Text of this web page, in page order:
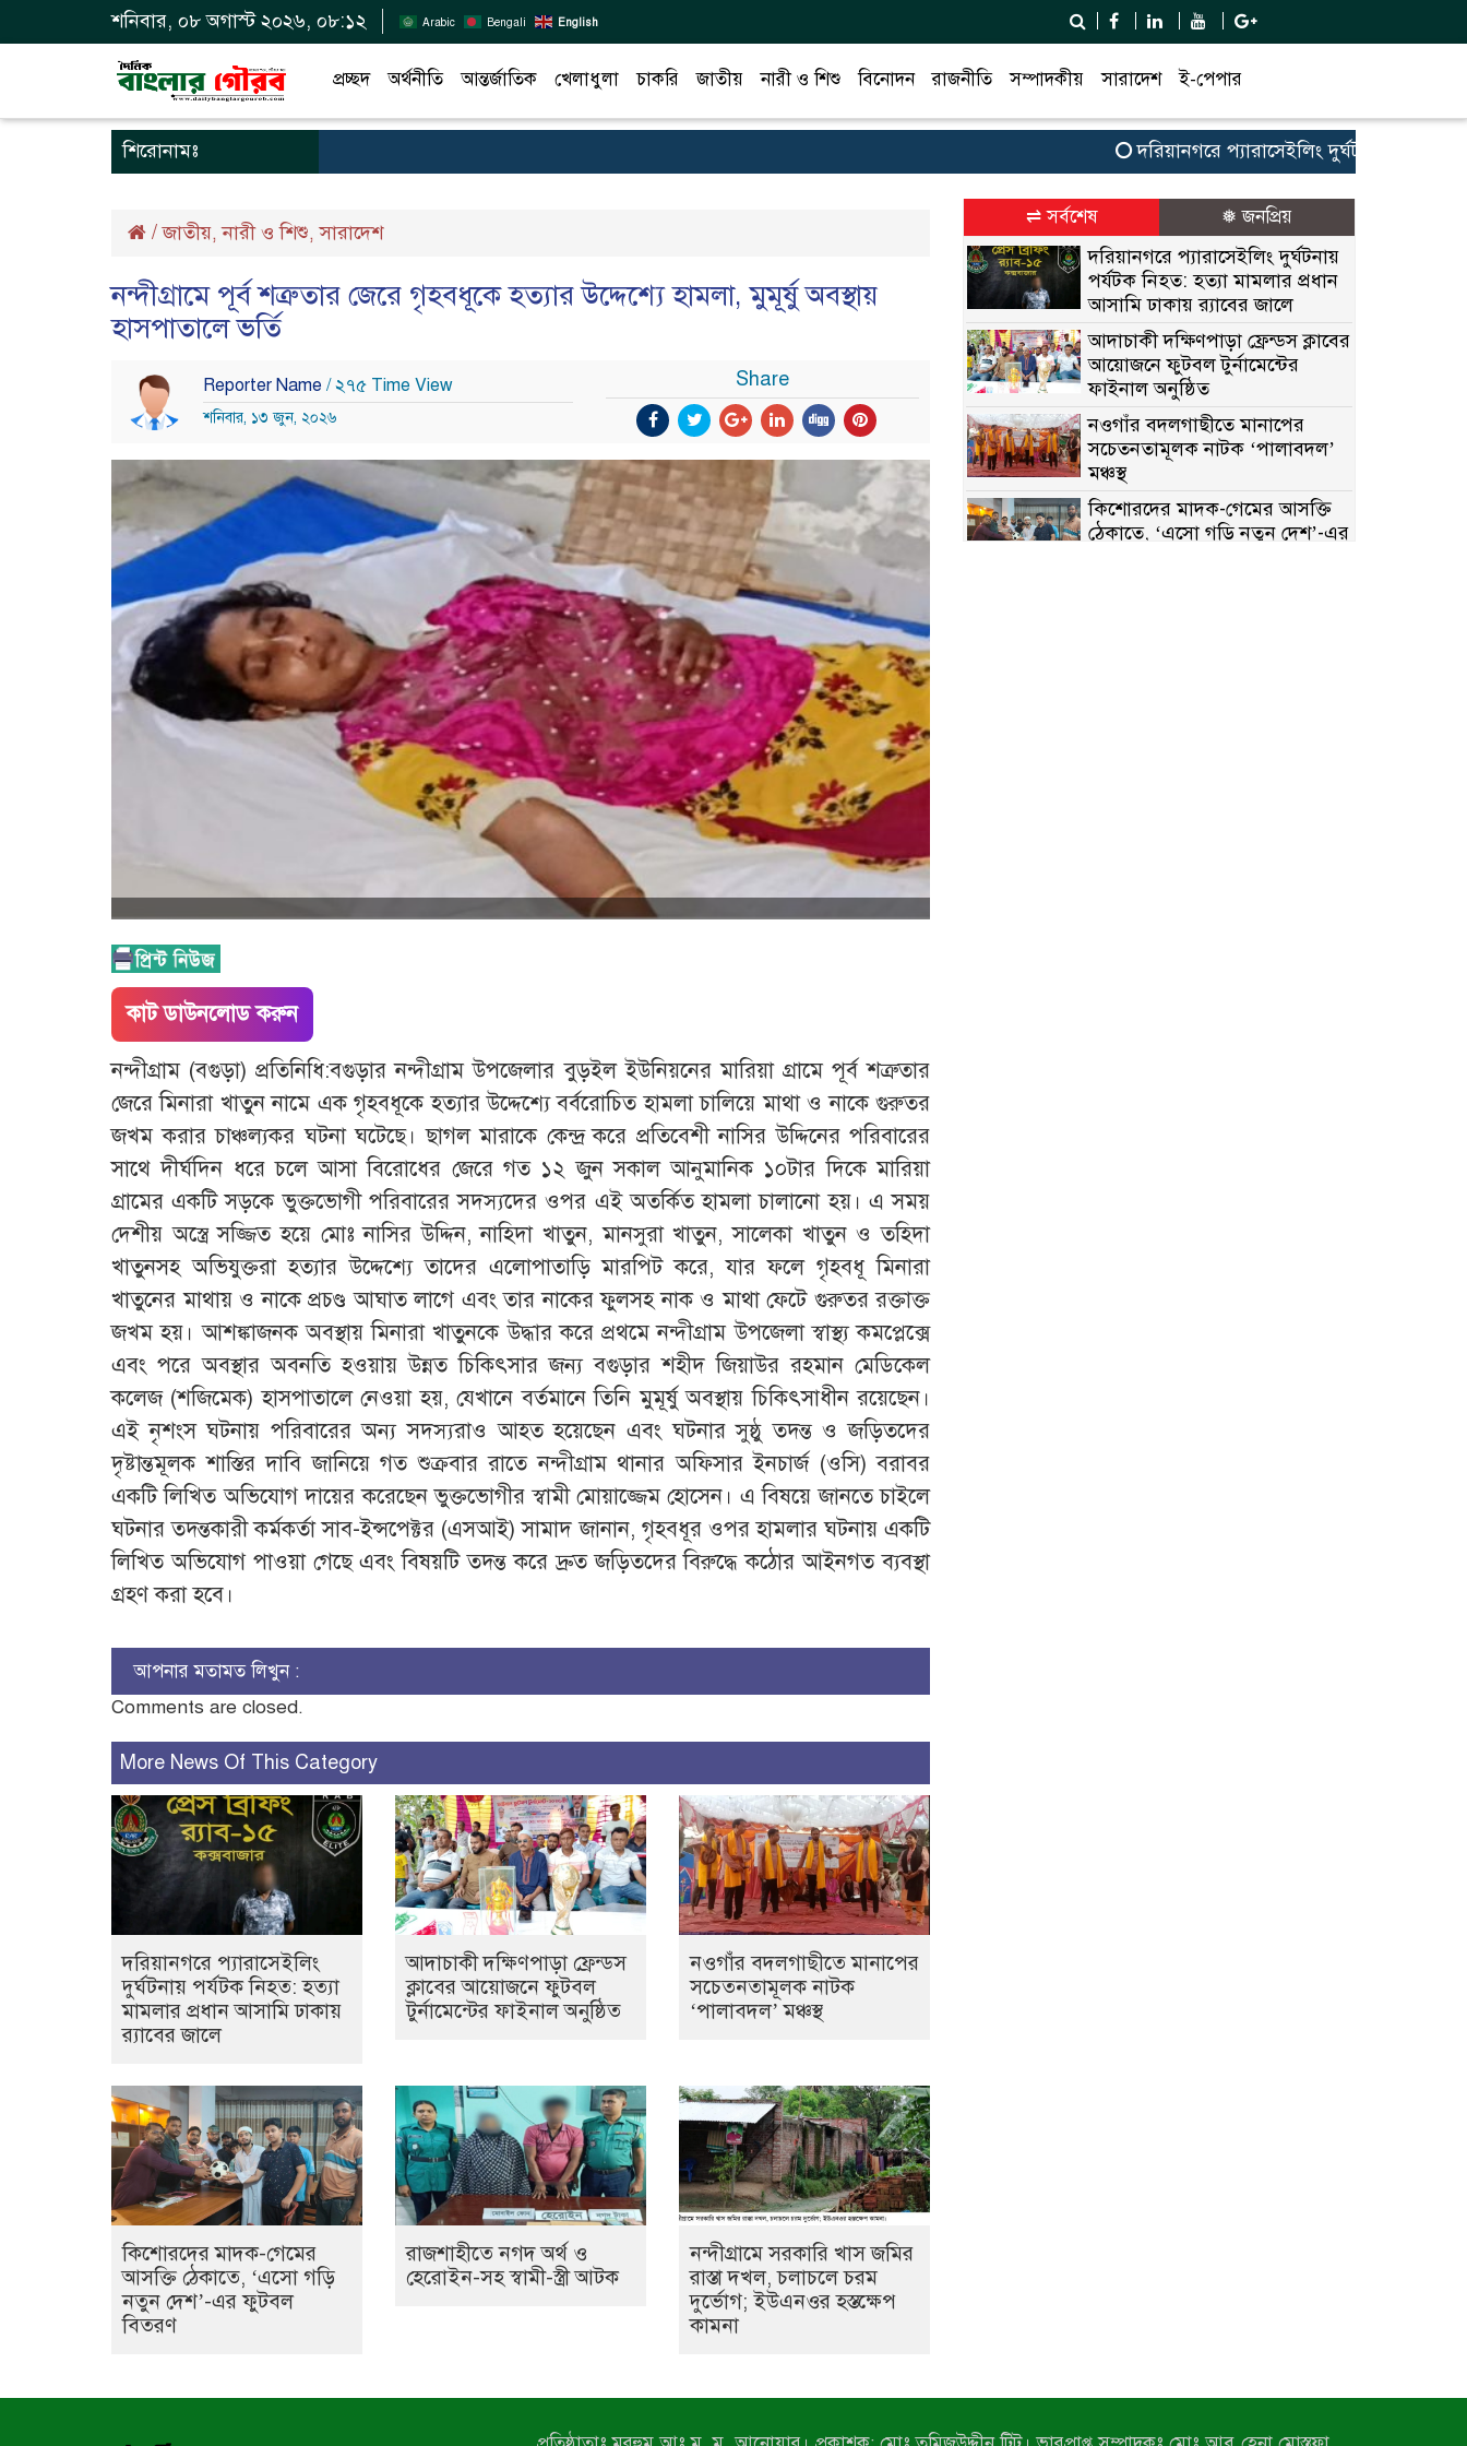
শনিবার, ০৮ অগাস্ট ২০২৬, ০৮:১২ Arabic Bengali English
প্রচ্ছদ অর্থনীতি আন্তর্জাতিক খেলাধুলা চাকরি জাতীয় নারী ও শিশু বিনোদন রাজনীতি সম্পাদকীয় সারাদেশ ই-পেপার
শিরোনামঃ দরিয়ানগরে প্যারাসেইলিং দুর্ঘটনায় পর্যটক
/জাতীয়,নারী ও শিশু,সারাদেশ
নন্দীগ্রামে পূর্ব শত্রুতার জেরে গৃহবধূকে হত্যার উদ্দেশ্যে হামলা, মুমূর্ষু অবস্থায়
হাসপাতালে ভর্তি
Reporter Name / ২৭৫ Time View
শনিবার, ১৩ জুন, ২০২৬
Share
কাট ডাউনলোড করুন
নন্দীগ্রাম (বগুড়া) প্রতিনিধি:বগুড়ার নন্দীগ্রাম উপজেলার বুড়ইল ইউনিয়নের মারিয়া গ্রামে পূর্ব শত্রুতার
জেরে মিনারা খাতুন নামে এক গৃহবধূকে হত্যার উদ্দেশ্যে বর্বরোচিত হামলা চালিয়ে মাথা ও নাকে গুরুতর
জখম করার চাঞ্চল্যকর ঘটনা ঘটেছে। ছাগল মারাকে কেন্দ্র করে প্রতিবেশী নাসির উদ্দিনের পরিবারের
সাথে দীর্ঘদিন ধরে চলে আসা বিরোধের জেরে গত ১২ জুন সকাল আনুমানিক ১০টার দিকে মারিয়া
গ্রামের একটি সড়কে ভুক্তভোগী পরিবারের সদস্যদের ওপর এই অতর্কিত হামলা চালানো হয়। এ সময়
দেশীয় অস্ত্রে সজ্জিত হয়ে মোঃ নাসির উদ্দিন, নাহিদা খাতুন, মানসুরা খাতুন, সালেকা খাতুন ও তহিদা
খাতুনসহ অভিযুক্তরা হত্যার উদ্দেশ্যে তাদের এলোপাতাড়ি মারপিট করে, যার ফলে গৃহবধূ মিনারা
খাতুনের মাথায় ও নাকে প্রচণ্ড আঘাত লাগে এবং তার নাকের ফুলসহ নাক ও মাথা ফেটে গুরুতর রক্তাক্ত
জখম হয়। আশঙ্কাজনক অবস্থায় মিনারা খাতুনকে উদ্ধার করে প্রথমে নন্দীগ্রাম উপজেলা স্বাস্থ্য কমপ্লেক্সে
এবং পরে অবস্থার অবনতি হওয়ায় উন্নত চিকিৎসার জন্য বগুড়ার শহীদ জিয়াউর রহমান মেডিকেল
কলেজ (শজিমেক) হাসপাতালে নেওয়া হয়, যেখানে বর্তমানে তিনি মুমূর্ষু অবস্থায় চিকিৎসাধীন রয়েছেন।
এই নৃশংস ঘটনায় পরিবারের অন্য সদস্যরাও আহত হয়েছেন এবং ঘটনার সুষ্ঠু তদন্ত ও জড়িতদের
দৃষ্টান্তমূলক শাস্তির দাবি জানিয়ে গত শুক্রবার রাতে নন্দীগ্রাম থানার অফিসার ইনচার্জ (ওসি) বরাবর
একটি লিখিত অভিযোগ দায়ের করেছেন ভুক্তভোগীর স্বামী মোয়াজ্জেম হোসেন। এ বিষয়ে জানতে চাইলে
ঘটনার তদন্তকারী কর্মকর্তা সাব-ইন্সপেক্টর (এসআই) সামাদ জানান, গৃহবধূর ওপর হামলার ঘটনায় একটি
লিখিত অভিযোগ পাওয়া গেছে এবং বিষয়টি তদন্ত করে দ্রুত জড়িতদের বিরুদ্ধে কঠোর আইনগত ব্যবস্থা
গ্রহণ করা হবে।
আপনার মতামত লিখুন :
Comments are closed.
More News Of This Category
দরিয়ানগরে প্যারাসেইলিং
দুর্ঘটনায় পর্যটক নিহত: হত্যা
মামলার প্রধান আসামি ঢাকায়
র‌্যাবের জালে
আদাচাকী দক্ষিণপাড়া ফ্রেন্ডস
ক্লাবের আয়োজনে ফুটবল
টুর্নামেন্টের ফাইনাল অনুষ্ঠিত
নওগাঁর বদলগাছীতে মানাপের
সচেতনতামূলক নাটক
‘পালাবদল’ মঞ্চস্থ
কিশোরদের মাদক-গেমের
আসক্তি ঠেকাতে, ‘এসো গড়ি
নতুন দেশ’-এর ফুটবল
বিতরণ
রাজশাহীতে নগদ অর্থ ও
হেরোইন-সহ স্বামী-স্ত্রী আটক
নন্দীগ্রামে সরকারি খাস জমির
রাস্তা দখল, চলাচলে চরম
দুর্ভোগ; ইউএনওর হস্তক্ষেপ
কামনা
⇌ সর্বশেষ ❅ জনপ্রিয়
দরিয়ানগরে প্যারাসেইলিং দুর্ঘটনায়
পর্যটক নিহত: হত্যা মামলার প্রধান
আসামি ঢাকায় র‌্যাবের জালে
আদাচাকী দক্ষিণপাড়া ফ্রেন্ডস ক্লাবের
আয়োজনে ফুটবল টুর্নামেন্টের
ফাইনাল অনুষ্ঠিত
নওগাঁর বদলগাছীতে মানাপের
সচেতনতামূলক নাটক ‘পালাবদল’
মঞ্চস্থ
কিশোরদের মাদক-গেমের আসক্তি
ঠেকাতে, ‘এসো গড়ি নতুন দেশ’-এর